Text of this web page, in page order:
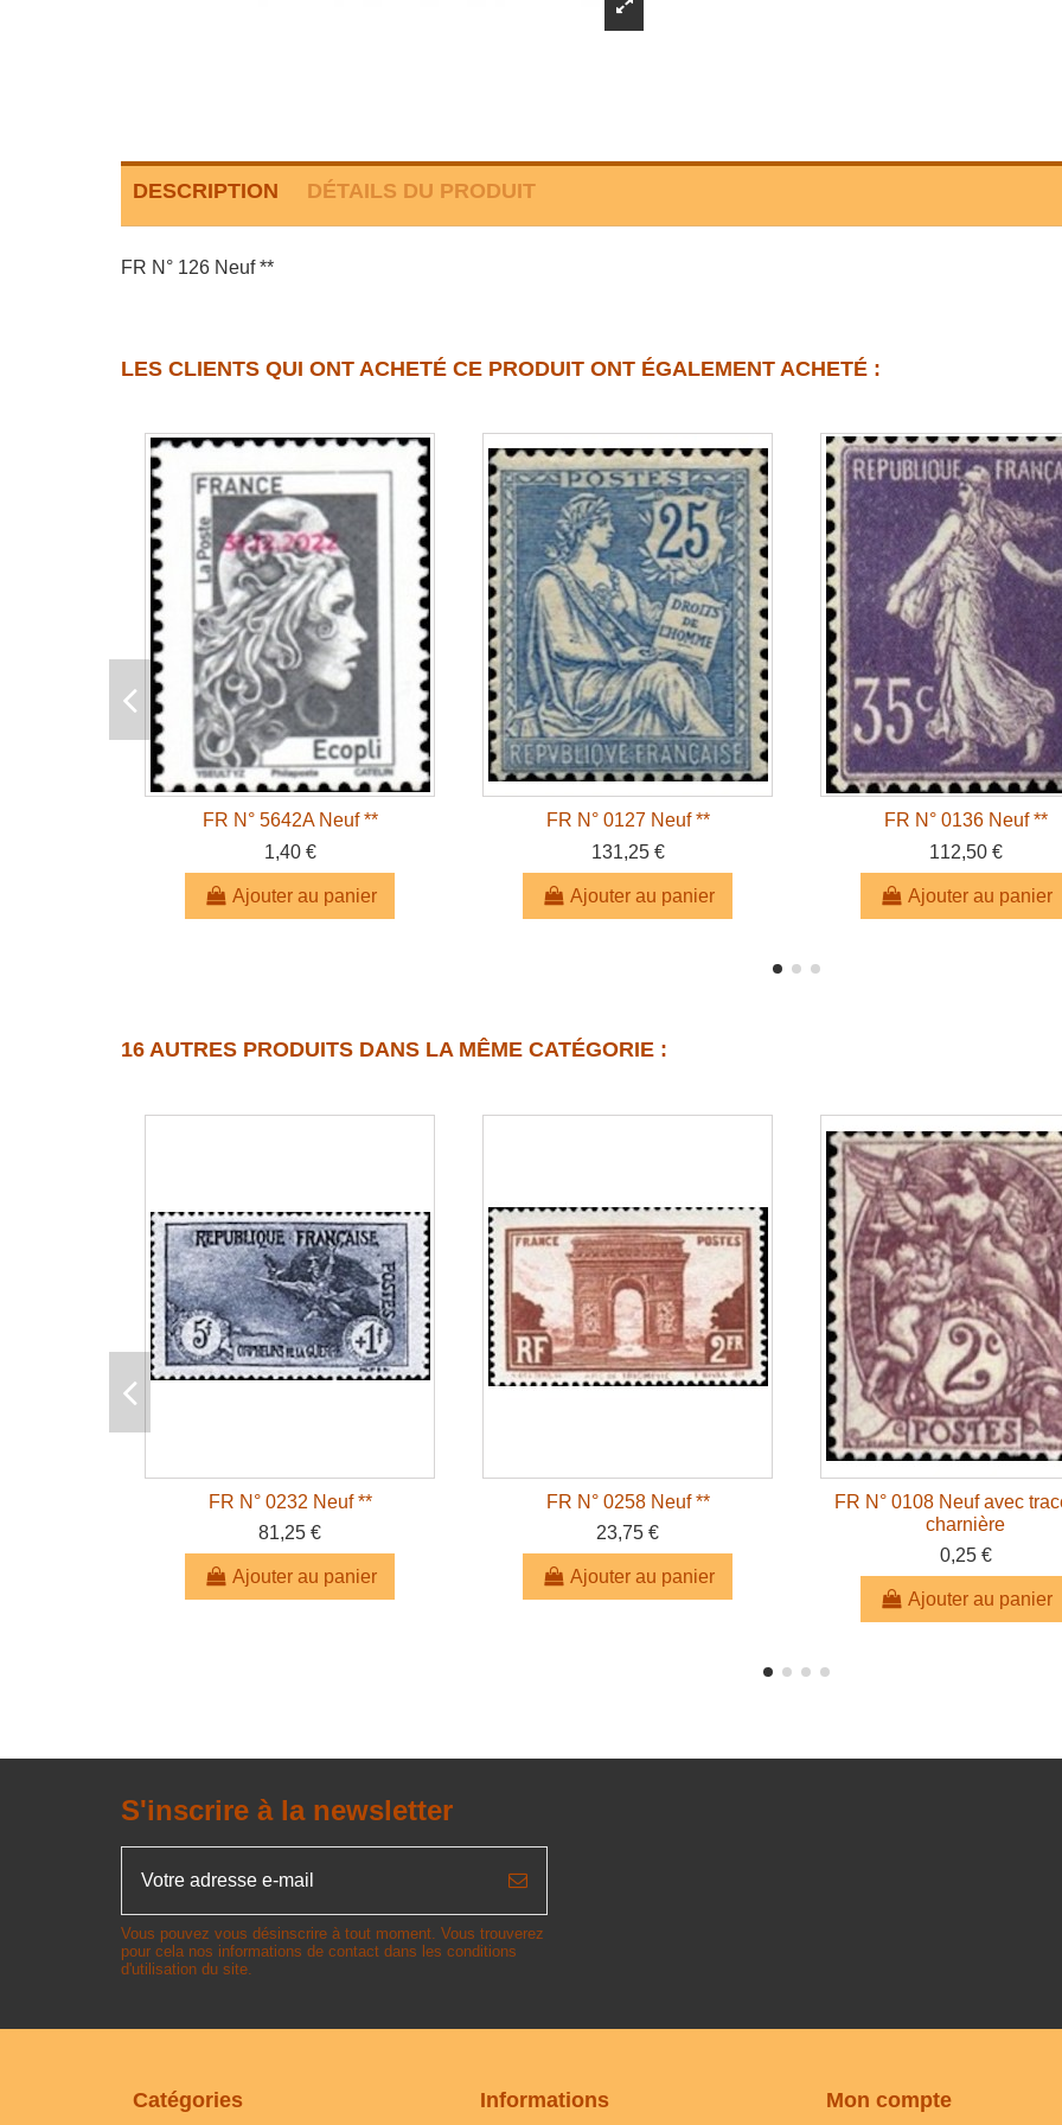
DESCRIPTION DÉTAILS DU PRODUIT
FR N° 126 Neuf **
LES CLIENTS QUI ONT ACHETÉ CE PRODUIT ONT ÉGALEMENT ACHETÉ :
FR N° 5642A Neuf **
1,40 €
Ajouter au panier
FR N° 0127 Neuf **
131,25 €
Ajouter au panier
FR N° 0136 Neuf **
112,50 €
Ajouter au panier
16 AUTRES PRODUITS DANS LA MÊME CATÉGORIE :
FR N° 0232 Neuf **
81,25 €
Ajouter au panier
FR N° 0258 Neuf **
23,75 €
Ajouter au panier
FR N° 0108 Neuf avec
charnière
0,25 €
Ajouter au panier
S'inscrire à la newsletter
Vous pouvez vous désinscrire à tout moment. Vous trouverez
pour cela nos informations de contact dans les conditions
d'utilisation du site.
Catégories Informations Mon compte